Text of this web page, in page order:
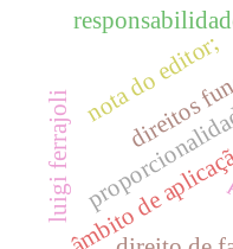
nota do editor;
âmbito de
direitos
luigi ferrajoli